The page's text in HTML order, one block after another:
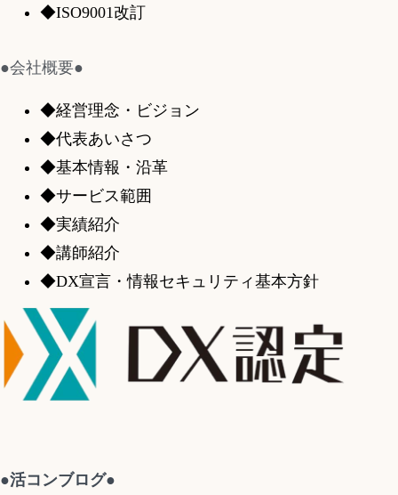
◆ISO9001改訂
●会社概要●
◆経営理念・ビジョン
◆代表あいさつ
◆基本情報・沿革
◆サービス範囲
◆実績紹介
◆講師紹介
◆DX宣言・情報セキュリティ基本方針
●活コンブログ●